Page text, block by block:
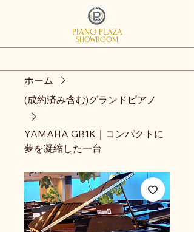
SHOWROOM
PIANO PLAZA
ホーム
(成約済み含む)グランドピアノ
YAMAHA GB1K｜コンパクトに
夢を凝縮した一台